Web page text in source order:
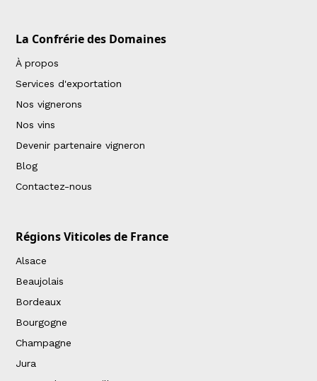
La Confrérie des Domaines
À propos
Services d'exportation
Nos vignerons
Nos vins
Devenir partenaire vigneron
Blog
Contactez-nous
Régions Viticoles de France
Alsace
Beaujolais
Bordeaux
Bourgogne
Champagne
Jura